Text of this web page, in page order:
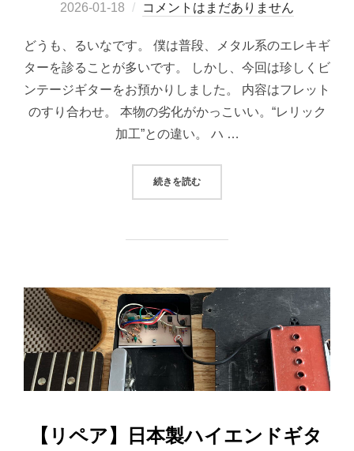
2026-01-18 コメントはまだありません
どうも、るいなです。 僕は普段、メタル系のエレキギ
ターを診ることが多いです。 しかし、今回は珍しくビ
ンテージギターをお預かりしました。 内容はフレット
のすり合わせ。 本物の劣化がかっこいい。“レリック
加工”との違い。 ハ …
続きを読む“70年代ヴィンテージギターのリペ
【リペア】日本製ハイエンドギタ